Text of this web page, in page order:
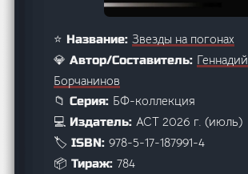
⭐ Название:Звезды на погонах
💎 Автор/Составитель: Геннадий
Борчанинов
📁 Серия: БФ-коллекция
💻 Издатель: АСТ 2026 г. (июль)
🏷️ ISBN:978-5-17-187991-4
📦 Тираж:784